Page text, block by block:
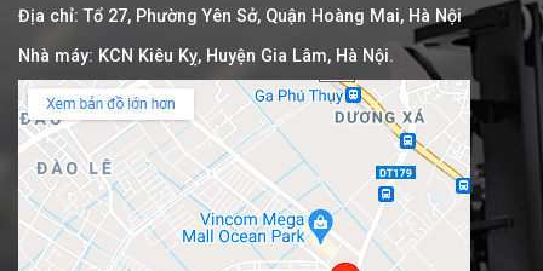
Địa chỉ: Tổ 27, Phường Yên Sở, Quận Hoàng Mai, Hà Nội
Nhà máy: KCN Kiêu Kỵ, Huyện Gia Lâm, Hà Nội.